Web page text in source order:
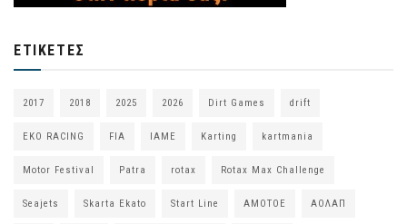
ΕΤΙΚΈΤΕΣ
2017 2018 2025 2026 Dirt Games drift
EKO RACING FIA IAME Karting kartmania
Motor Festival Patra rotax Rotax Max Challenge
Seajets Skarta Ekato Start Line ΑΜΟΤΟΕ ΑΟΛΑΠ